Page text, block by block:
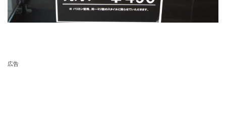
広告